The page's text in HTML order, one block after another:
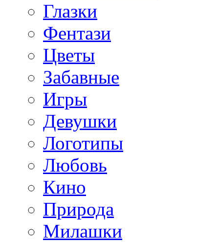
Глазки
Фентази
Цветы
Забавные
Игры
Девушки
Логотипы
Любовь
Кино
Природа
Милашки